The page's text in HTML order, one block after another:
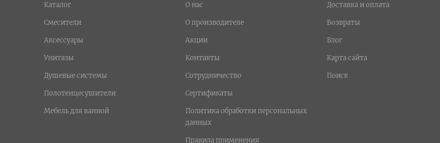
Каталог
Смесители
Аксессуары
Унитазы
Душевые системы
Полотенцесушители
Мебель для ванной
О нас
О производителе
Акции
Контакты
Сотрудничество
Сертификаты
Политика обработки персональных
данных
Правила применения
Доставка и оплата
Возвраты
Блог
Карта сайта
Поиск